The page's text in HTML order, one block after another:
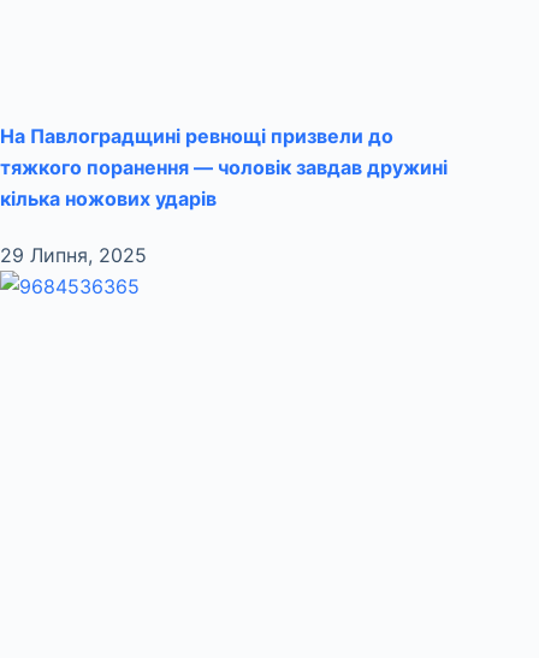
На Павлоградщині ревнощі призвели до
тяжкого поранення — чоловік завдав дружині
кілька ножових ударів
29 Липня, 2025